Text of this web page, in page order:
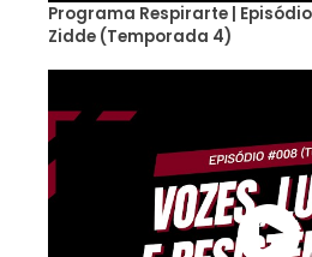
Programa Respirarte |
Zidde (Temporada 4)